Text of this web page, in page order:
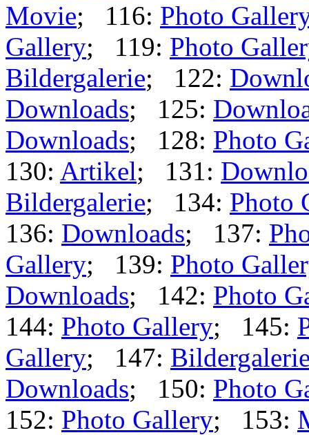
Movie; 116: Photo
Gallery; 119: Photo
Bildergalerie; 122:
Downloads; 125:
Downloads; 128: Photo
130: Artikel; 131:
Bildergalerie; 134: Photo
136: Downloads; 137:
Gallery; 139: Photo
Downloads; 142: Photo
144: Photo Gallery; 145:
Gallery; 147:
Downloads; 150: Photo
152: Photo Gallery; 153: